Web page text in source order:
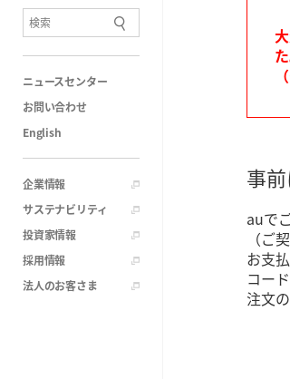
ニュースセンター
お問い合わせ
English
企業情報
サステナビリティ
投資家情報
採用情報
法人のお客さま
た
事
auで
（ご
お支
コー
注文